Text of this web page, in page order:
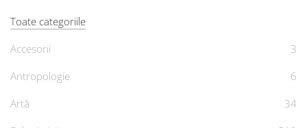
Toate categoriile
Accesorii
3
Antropologie
6
Artă
34